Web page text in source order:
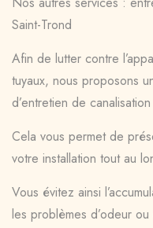
Saint-Trond
Afin de lutter contre
tuyaux, nous proposons
d’entretien de
Cela vous permet de
votre installation tout au
Vous évitez ainsi
les problèmes d’odeur